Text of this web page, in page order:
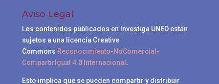
Aviso Legal
Los contenidos publicados en Investiga UNED están
sujetos a una licencia Creative
Commons Reconocimiento-NoComercial-
CompartirIgual 4.0 Internacional .
Esto implica que se pueden compartir y distribuir